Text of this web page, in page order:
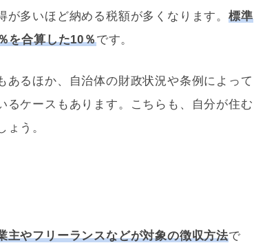
多いほど納める税額が多くなります。 標準
を合算した10％です。
あるほか、自治体の財政状況や条例によって
るケースもあります。こちらも、自分が住む
う。
主やフリーランスなどが対象の徴収方法で